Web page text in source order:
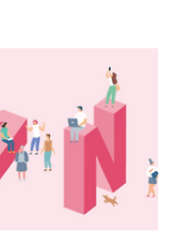
즈서클 도구 소개 코로나
위한 다양한 위기관리 툴
하기 위해 먼저 써봤는데,